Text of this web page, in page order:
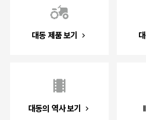
대동 제품 보기
대동의 역사 보기